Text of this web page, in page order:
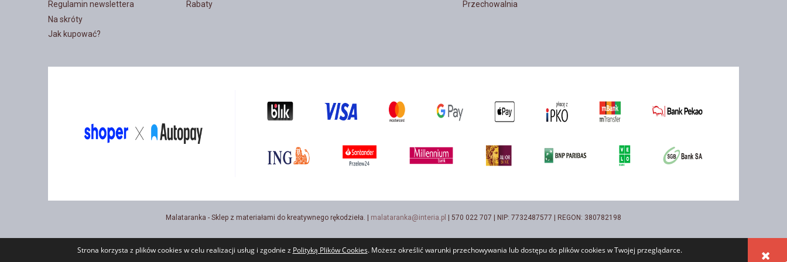
Strona korzysta z plików cookies w celu realizacji usług i zgodnie z Polityką Plików Cookies. Możesz określić warunki przechowywania lub dostępu do plików cookies w Twojej przeglądarce.
Regulamin newslettera
Na skróty
Jak kupować?
Rabaty
Przechowalnia
Malataranka - Sklep z materiałami do kreatywnego rękodzieła. | malataranka@interia.pl | 570 022 707 | NIP: 7732487577 | REGON: 380782198
Sklep internetowy Shoper.pl